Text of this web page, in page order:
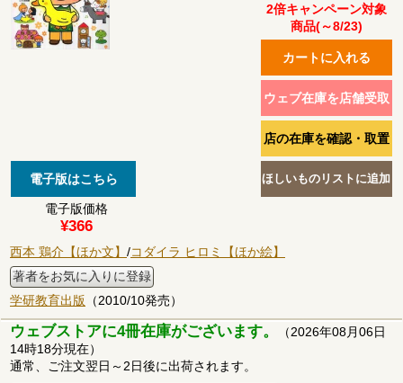
2倍キャンペーン対象
商品(～8/23)
電子版価格
¥366
西本 鶏介【ほか文】 /コダイラ ヒロミ【ほか絵】
著者をお気に入りに登録
学研教育出版 （2010/10発売）
ウェブストアに4冊在庫がございます。
（2026年08月06日
14時18分現在）
通常、ご注文翌日～2日後に出荷されます。